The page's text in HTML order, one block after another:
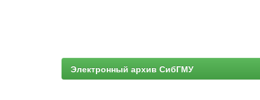
Электронный архив СибГМУ